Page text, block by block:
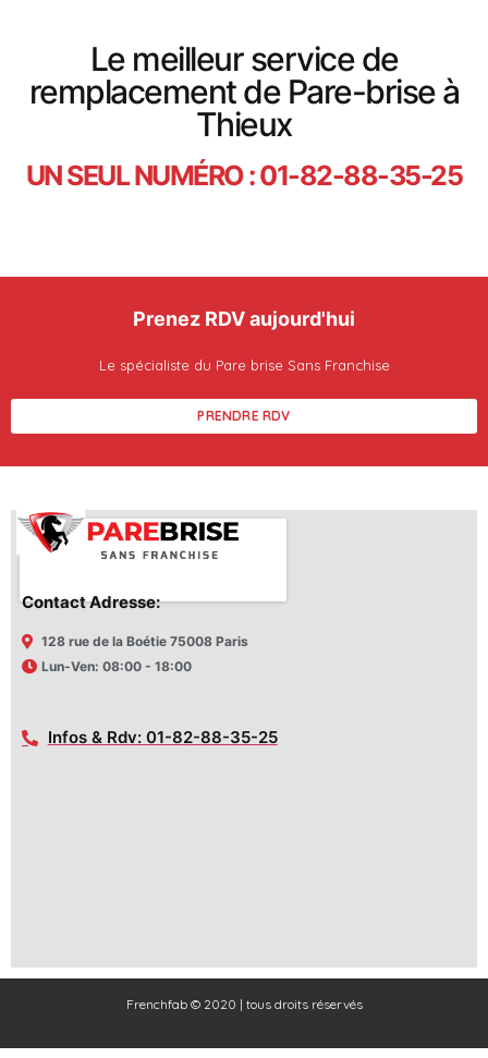
Le meilleur service de
remplacement de Pare-brise à
Thieux
UN SEUL NUMÉRO : 01-82-88-35-25
Prenez RDV aujourd'hui
Le spécialiste du Pare brise Sans Franchise
PRENDRE RDV
Contact Adresse:
128 rue de la Boétie 75008 Paris
Lun-Ven: 08:00 - 18:00
Infos & Rdv: 01-82-88-35-25
Frenchfab © 2020 | tous droits réservés